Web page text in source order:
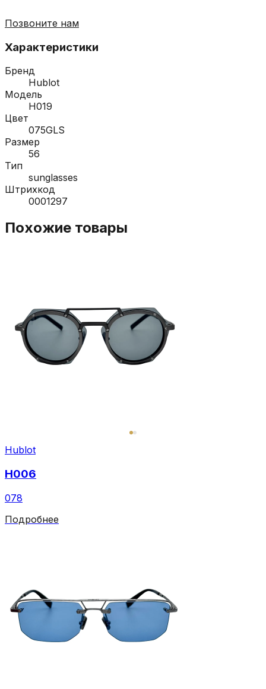
Позвоните нам
Характеристики
Бренд
Hublot
Модель
H019
Цвет
075GLS
Размер
56
Тип
sunglasses
Штрихкод
0001297
Похожие товары
Hublot
H006
078
Подробнее